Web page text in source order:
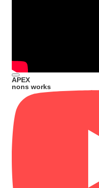
APEX
nons works